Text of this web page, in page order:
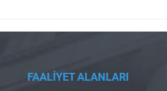
FAALİYET ALANLARI